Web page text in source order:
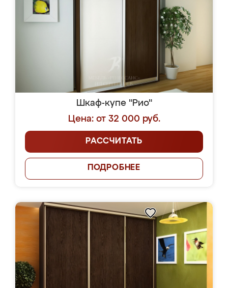
Шкаф-купе "Рио"
Цена: от 32 000 руб.
РАССЧИТАТЬ
ПОДРОБНЕЕ